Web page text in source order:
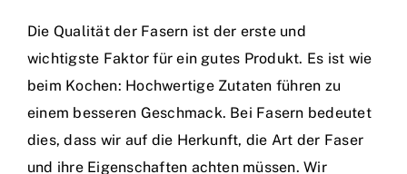
Die Qualität der Fasern ist der erste und
wichtigste Faktor für ein gutes Produkt. Es ist wie
beim Kochen: Hochwertige Zutaten führen zu
einem besseren Geschmack. Bei Fasern bedeutet
dies, dass wir auf die Herkunft, die Art der Faser
und ihre Eigenschaften achten müssen. Wir